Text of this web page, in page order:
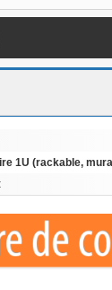
1U (rackable,